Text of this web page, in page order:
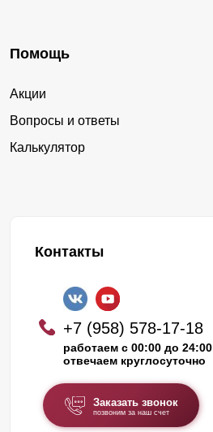
Помощь
Акции
Вопросы и ответы
Калькулятор
Контакты
+7 (958) 578-17-18
работаем с 00:00 до 24:00
отвечаем круглосуточно
Заказать звонок
позвоним за наш счет